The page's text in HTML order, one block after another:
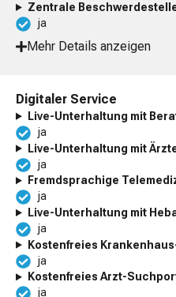
Zentrale
ja
Mehr Details anzeigen
Digitaler Service
Live-Unterhaltung mit
ja
Live-Unterhaltung mit
ja
Fremdsprachige
ja
Live-Unterhaltung mit
ja
Kostenfreies
ja
Kostenfreies Arzt-
ja